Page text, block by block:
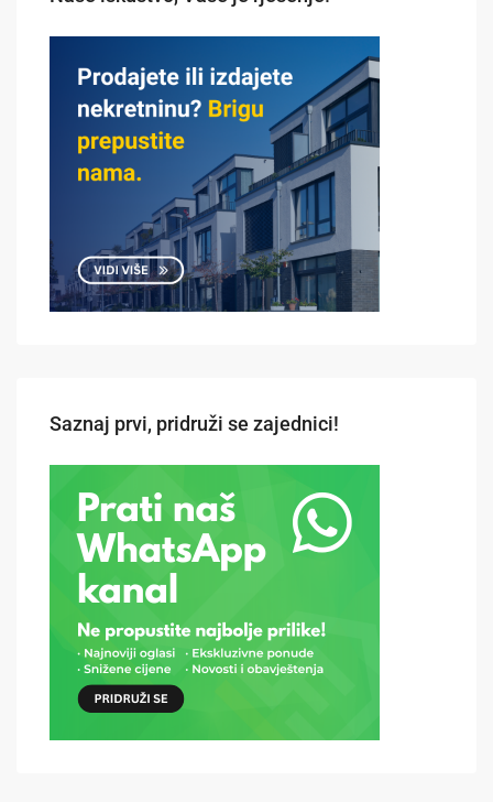
Saznaj prvi, pridruži se zajednici!